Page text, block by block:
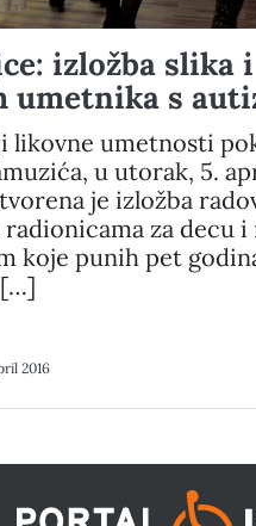
izložba slika
umetnika s
likovne umetnosti
u utorak, 5.
je izložba
za decu i
koje punih pet
2016